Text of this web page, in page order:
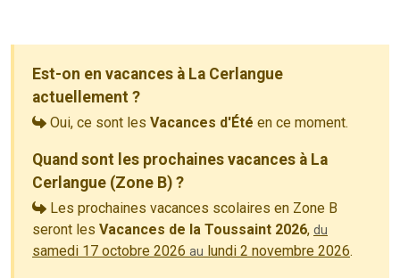
Est-on en vacances à La Cerlangue
actuellement ?
Oui, ce sont les Vacances d'Été en ce moment.
Quand sont les prochaines vacances à La
Cerlangue (Zone B) ?
Les prochaines vacances scolaires en Zone B
seront les Vacances de la Toussaint 2026, du
samedi 17 octobre 2026 au lundi 2 novembre 2026.